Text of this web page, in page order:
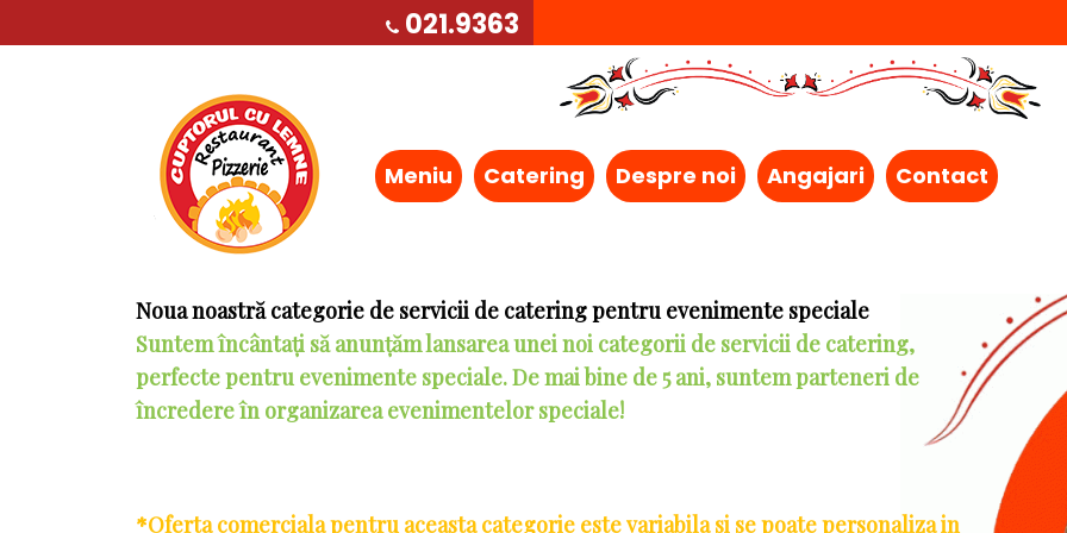
021.9363
Meniu Catering Despre noi Angajari Contact
Comanda o pizza* de 40 cm
Si primesti gratuit o Coca-Cola 2L
* Oferta valabila pentru pizza Diavola, Capriciosa si Family